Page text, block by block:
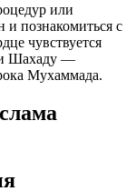
или
и познакомиться с
чувствуется
Шахаду —
Мухаммада.